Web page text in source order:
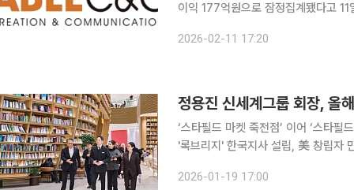
이익 177억원으로 잠정집계됐다고
2026-02-11 17:20
정용진 신세계그룹 회장, 올
‘스타필드 마켓 죽전점’ 이어 ‘스타
'록브리지' 한국지사 설립, 美 창립자 만남도 정용진 신세계그룹 회장이 올해 들어 국
2026-01-19 17:00